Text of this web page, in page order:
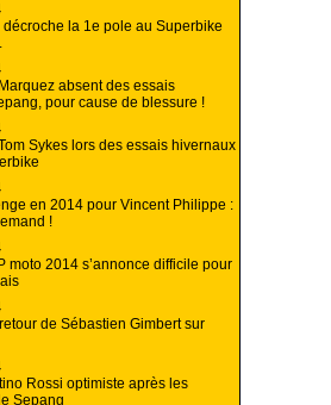
la 1e pole au Superbike
absent des essais
pour cause de blessure !
Sykes lors des essais hivernaux
en 2014 pour Vincent Philippe :
!
moto 2014 s’annonce difficile pour
de Sébastien Gimbert sur
Rossi optimiste après les
Sepang